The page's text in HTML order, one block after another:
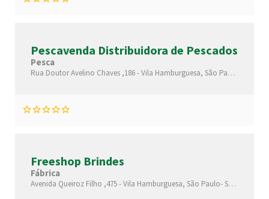
Pescavenda Distribuidora de Pescados
Pesca
Rua Doutor Avelino Chaves ,186 -Vila Hamburguesa, São Paulo-
Freeshop Brindes
Fábrica
Avenida Queiroz Filho ,475 -Vila Hamburguesa, São Paulo-São Paulo(SP)